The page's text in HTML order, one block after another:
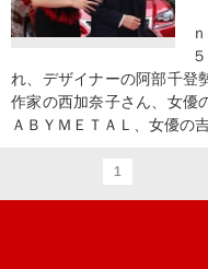
れ、デザイナーの阿部千登
作家の西加奈子さん、女優
ＡＢＹＭＥＴＡＬ、女優の
1